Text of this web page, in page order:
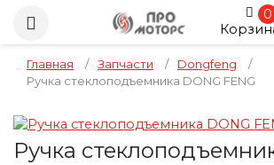
0
Главная / Запчасти / Dongfeng
/
Ручка стеклоподъемника DONG FENG
Ручка